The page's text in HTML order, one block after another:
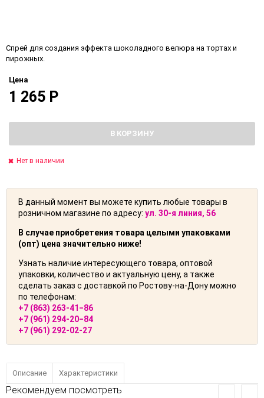
Спрей для создания эффекта шоколадного велюра на тортах и
пирожных.
Цена
1 265 Р
В КОРЗИНУ
Нет в наличии
В данный момент вы можете купить любые товары в
розничном магазине по адресу: ул. 30-я линия, 56
В случае приобретения товара целыми упаковками
(опт) цена значительно ниже!
Узнать наличие интересующего товара, оптовой
упаковки, количество и актуальную цену, а также
сделать заказ с доставкой по Ростову-на-Дону можно
по телефонам:
+7 (863) 263-41‒86
+7 (961) 294-20‒84
+7 (961) 292-02-27
Описание Характеристики
Рекомендуем посмотреть